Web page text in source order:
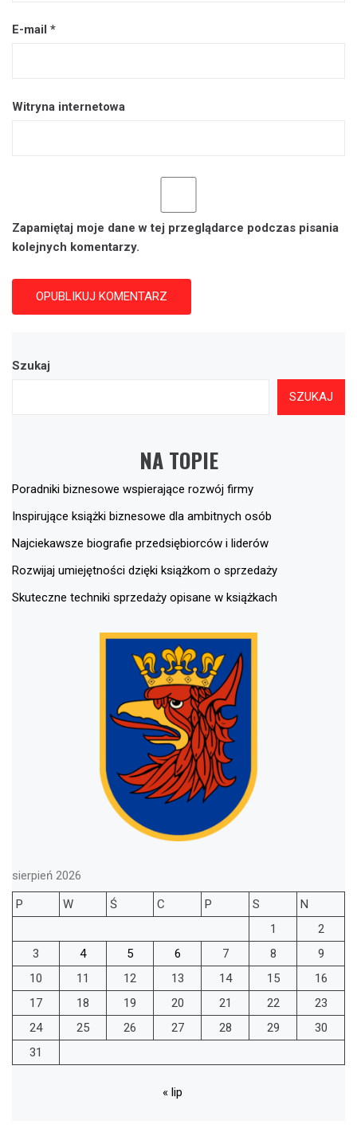
E-mail *
Witryna internetowa
Zapamiętaj moje dane w tej przeglądarce podczas pisania
kolejnych komentarzy.
Szukaj
SZUKAJ
NA TOPIE
Poradniki biznesowe wspierające rozwój firmy
Inspirujące książki biznesowe dla ambitnych osób
Najciekawsze biografie przedsiębiorców i liderów
Rozwijaj umiejętności dzięki książkom o sprzedaży
Skuteczne techniki sprzedaży opisane w książkach
sierpień 2026
P
W Ś C P S
N
1
2
3
4 5 6 7 8
9
10
11 12 13 14 15
16
17
18 19 20 21 22
23
24
25 26 27 28 29
30
31
« lip